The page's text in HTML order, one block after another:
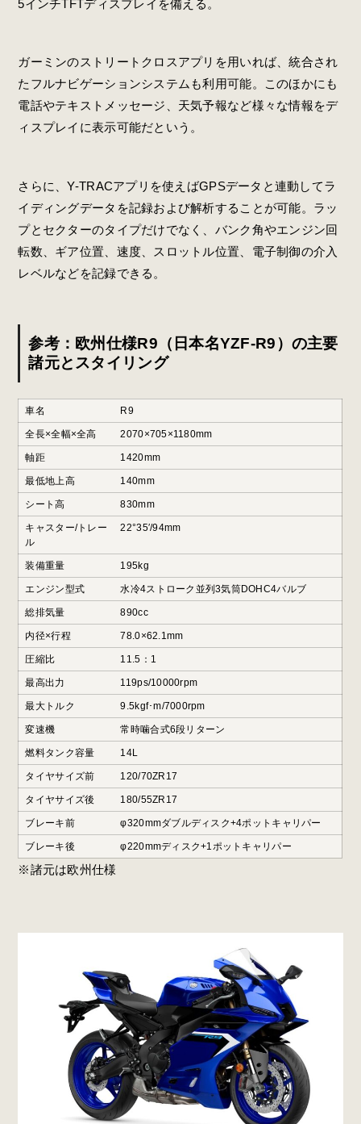
5インチTFTディスプレイを備える。
ガーミンのストリートクロスアプリを用いれば、統合され
たフルナビゲーションシステムも利用可能。このほかにも
電話やテキストメッセージ、天気予報など様々な情報をデ
ィスプレイに表示可能だという。
さらに、Y-TRACアプリを使えばGPSデータと連動してラ
イディングデータを記録および解析することが可能。ラッ
プとセクターのタイプだけでなく、バンク角やエンジン回
転数、ギア位置、速度、スロットル位置、電子制御の介入
レベルなどを記録できる。
参考：欧州仕様R9（日本名YZF-R9）の主要
諸元とスタイリング
車名 R9
全長×全幅×全高 2070×705×1180mm
軸距 1420mm
最低地上高 140mm
シート高 830mm
キャスター/トレー
ル
22°35′/94mm
装備重量 195kg
エンジン型式 水冷4ストローク並列3気筒DOHC4バルブ
総排気量 890cc
内径×行程 78.0×62.1mm
圧縮比 11.5：1
最高出力 119ps/10000rpm
最大トルク 9.5kgf･m/7000rpm
変速機 常時噛合式6段リターン
燃料タンク容量 14L
タイヤサイズ前 120/70ZR17
タイヤサイズ後 180/55ZR17
ブレーキ前 φ320mmダブルディスク+4ポットキャリパー
ブレーキ後 φ220mmディスク+1ポットキャリパー
※諸元は欧州仕様